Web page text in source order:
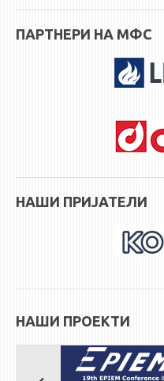
INTERNATIONAL
ANNOUNCEMENTS
DA VINCI MAGAZINE
ПАРТНЕРИ НА МФС
НАШИ ПРИЈАТЕЛИ
НАШИ ПРОЕКТИ